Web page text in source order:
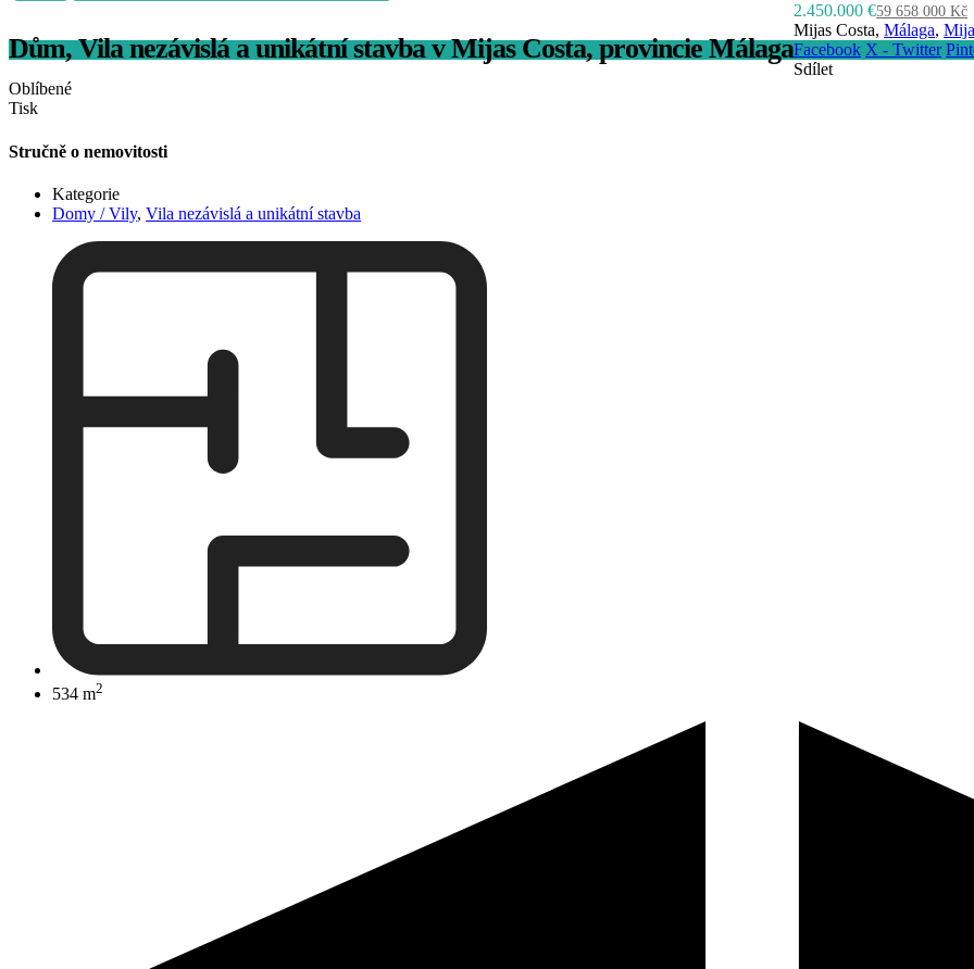
Dům, Vila nezávislá a unikátní stavba v Mijas Costa, provincie Málaga
2.450.000 €59 658 000 Kč
Mijas Costa,Málaga,
Facebook X - Twitter
Sdílet
Oblíbené
Tisk
Stručně o nemovitosti
Kategorie
Domy / Vily,Vila nezávislá a unikátní stavba
534 m2